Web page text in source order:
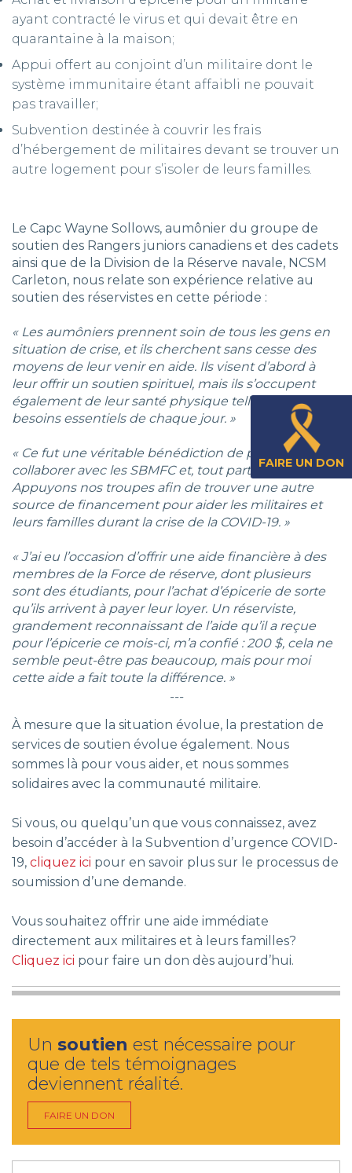
FAIRE UN DON
ayant contracté le virus et qui devait être en
quarantaine à la maison;
Appui offert au conjoint d’un militaire dont le
système immunitaire étant affaibli ne pouvait
pas travailler;
Subvention destinée à couvrir les frais
d’hébergement de militaires devant se trouver un
autre logement pour s’isoler de leurs familles.
Le Capc Wayne Sollows, aumônier du groupe de
soutien des Rangers juniors canadiens et des cadets
ainsi que de la Division de la Réserve navale, NCSM
Carleton, nous relate son expérience relative au
soutien des réservistes en cette période :
« Les aumôniers prennent soin de tous les gens en
situation de crise, et ils cherchent sans cesse des
moyens de leur venir en aide. Ils visent d’abord à
leur offrir un soutien spirituel, mais ils s’occupent
également de leur santé physique telle que les
besoins essentiels de chaque jour. »
« Ce fut une véritable bénédiction de pouvoir
collaborer avec les SBMFC et, tout particulièrement,
Appuyons nos troupes afin de trouver une autre
source de financement pour aider les militaires et
leurs familles durant la crise de la COVID-19. »
« J’ai eu l’occasion d’offrir une aide financière à des
membres de la Force de réserve, dont plusieurs
sont des étudiants, pour l’achat d’épicerie de sorte
qu’ils arrivent à payer leur loyer. Un réserviste,
grandement reconnaissant de l’aide qu’il a reçue
pour l’épicerie ce mois-ci, m’a confié : 200 $, cela ne
semble peut-être pas beaucoup, mais pour moi
cette aide a fait toute la différence. »
---
À mesure que la situation évolue, la prestation de
services de soutien évolue également. Nous
sommes là pour vous aider, et nous sommes
solidaires avec la communauté militaire.
Si vous, ou quelqu’un que vous connaissez, avez
besoin d’accéder à la Subvention d’urgence COVID-
19, cliquez ici pour en savoir plus sur le processus de
soumission d’une demande.
Vous souhaitez offrir une aide immédiate
directement aux militaires et à leurs familles?
Cliquez ici pour faire un don dès aujourd’hui.
Un soutien est nécessaire pour
que de tels témoignages
deviennent réalité.
FAIRE UN DON